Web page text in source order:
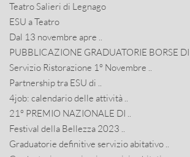
Teatro Salieri di Legnago
ESU a Teatro
Dal 13 novembre apre ..
PUBBLICAZIONE GRADUATORIE BORSE DI ..
Servizio Ristorazione 1° Novembre ..
Partnership tra ESU di ..
4job: calendario delle attività ..
21° PREMIO NAZIONALE DI ..
Festival della Bellezza 2023 ..
Graduatorie definitive servizio abitativo ..